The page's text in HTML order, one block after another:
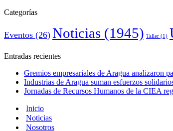
Categorías
Eventos (26) Noticias (1945) Taller (1)
Entradas recientes
Gremios empresariales de Aragua analizaron
Industrias de Aragua suman esfuerzos
Jornadas de Recursos Humanos de la CIEA
Inicio
Noticias
Nosotros